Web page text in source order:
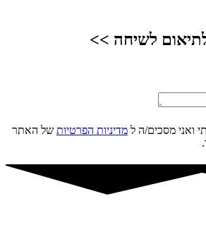
לשיחה >>
ואני מסכים/ה ל מדיניות הפרטיות של האתר